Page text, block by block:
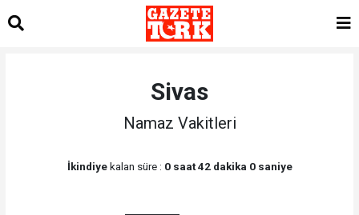
Sivas
Namaz Vakitleri
İkindiyekalan süre : 0 saat 42 dakika 0 saniye